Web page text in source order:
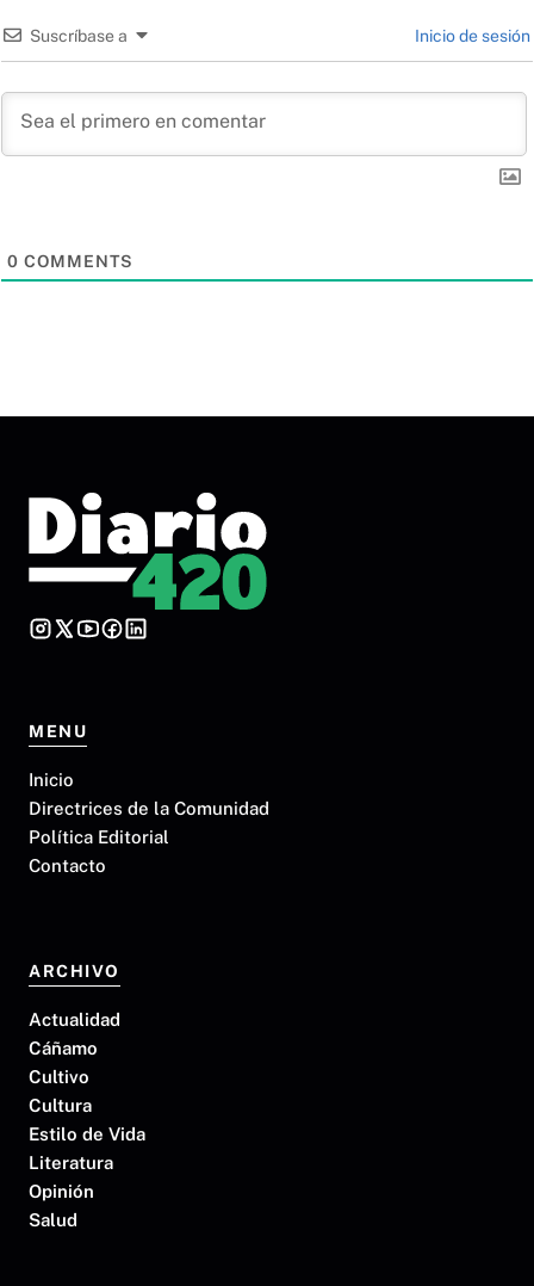
Suscríbase a Inicio de sesión
0 COMMENTS
MENU
Inicio
Directrices de la Comunidad
Política Editorial
Contacto
ARCHIVO
Actualidad
Cáñamo
Cultivo
Cultura
Estilo de Vida
Literatura
Opinión
Salud